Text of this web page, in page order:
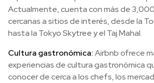
Actualmente, cuenta con más de
cercanas a sitios de interés, desde la
hasta la Tokyo Skytree y el Taj Mahal.
Cultura gastronómica:Airbnb ofrece
experiencias de cultura gastronómica
conocer de cerca a los chefs, los